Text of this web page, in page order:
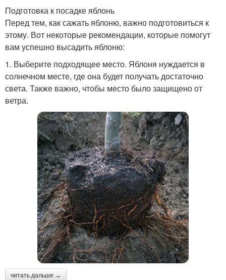
Подготовка к посадке яблонь
Перед тем, как сажать яблоню, важно подготовиться к
этому. Вот некоторые рекомендации, которые помогут
вам успешно высадить яблоню:
1. Выберите подходящее место. Яблоня нуждается в
солнечном месте, где она будет получать достаточно
света. Также важно, чтобы место было защищено от
ветра.
читать дальше →